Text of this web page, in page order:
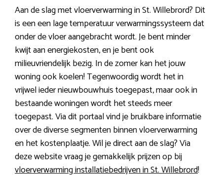
Aan de slag met vloerverwarming in St. Willebrord? Dit
is een een lage temperatuur verwarmingssysteem dat
onder de vloer aangebracht wordt. Je bent minder
kwijt aan energiekosten, en je bent ook
milieuvriendelijk bezig. In de zomer kan het jouw
woning ook koelen! Tegenwoordig wordt het in
vrijwel ieder nieuwbouwhuis toegepast, maar ook in
bestaande woningen wordt het steeds meer
toegepast. Via dit portaal vind je bruikbare informatie
over de diverse segmenten binnen vloerverwarming
en het kostenplaatje. Wil je direct aan de slag? Via
deze website vraag je gemakkelijk prijzen op bij
vloerverwarming installatiebedrijven in St. Willebrord!